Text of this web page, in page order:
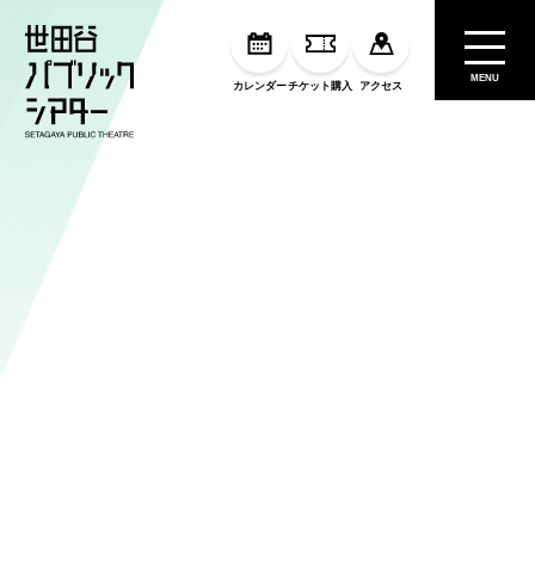
カレンダーチケット購入 アクセス
MENU